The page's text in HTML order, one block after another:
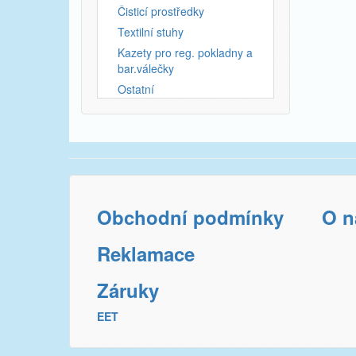
Čisticí prostředky
Textilní stuhy
Kazety pro reg. pokladny a
bar.válečky
Ostatní
Obchodní podmínky
Reklamace
Záruky
EET
O